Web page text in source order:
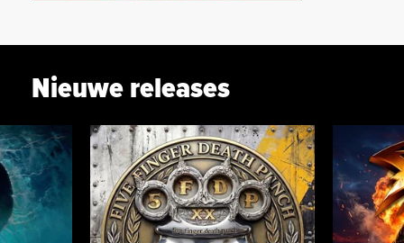
Nieuwe releases